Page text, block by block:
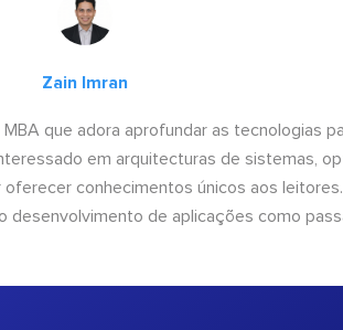
Zain Imran
que adora aprofundar as tecnologias
em arquitecturas de sistemas,
conhecimentos únicos aos
desenvolvimento de aplicações como